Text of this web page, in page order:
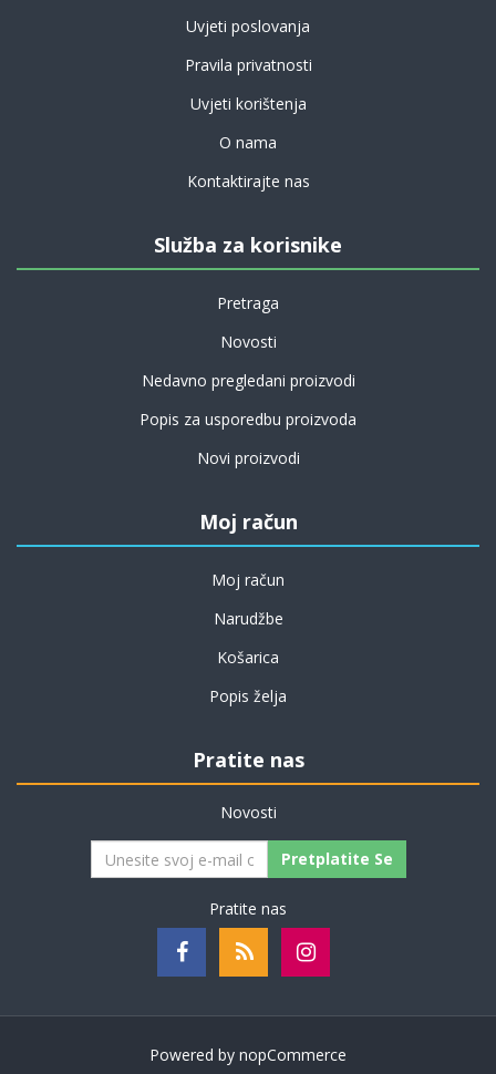
Uvjeti poslovanja
Pravila privatnosti
Uvjeti korištenja
O nama
Kontaktirajte nas
Služba za korisnike
Pretraga
Novosti
Nedavno pregledani proizvodi
Popis za usporedbu proizvoda
Novi proizvodi
Moj račun
Moj račun
Narudžbe
Košarica
Popis želja
Pratite nas
Novosti
Pretplatite Se
Pratite nas
Powered by nopCommerce